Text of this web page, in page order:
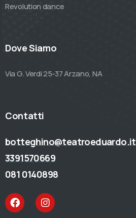
Revolution dance
Dove Siamo
Via G. Verdi 25-37 Arzano, NA
Contatti
botteghino@teatroeduardo.it
3391570669
081 0140898